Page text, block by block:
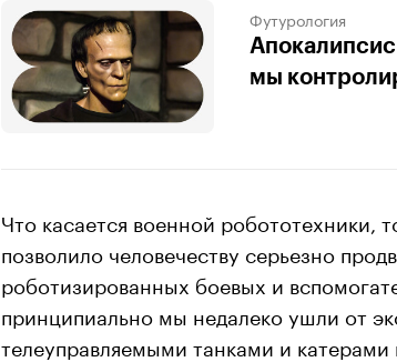
Футурология
мы
Что касается военной робототехники,
позволило человечеству серьезно
роботизированных боевых и
принципиально мы недалеко ушли от
телеуправляемыми танками и катерами